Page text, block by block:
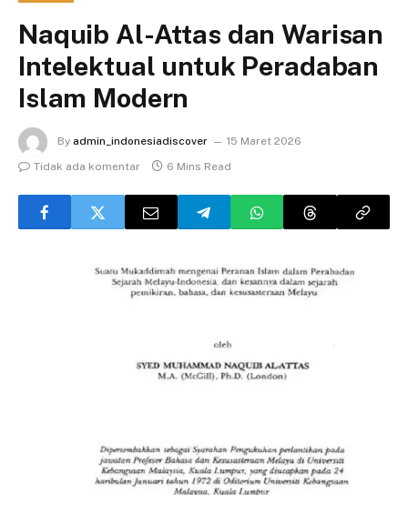
Naquib Al-Attas dan Warisan
Intelektual untuk Peradaban
Islam Modern
By admin_indonesiadiscover
15 Maret 2026
Tidak ada komentar
6 Mins Read